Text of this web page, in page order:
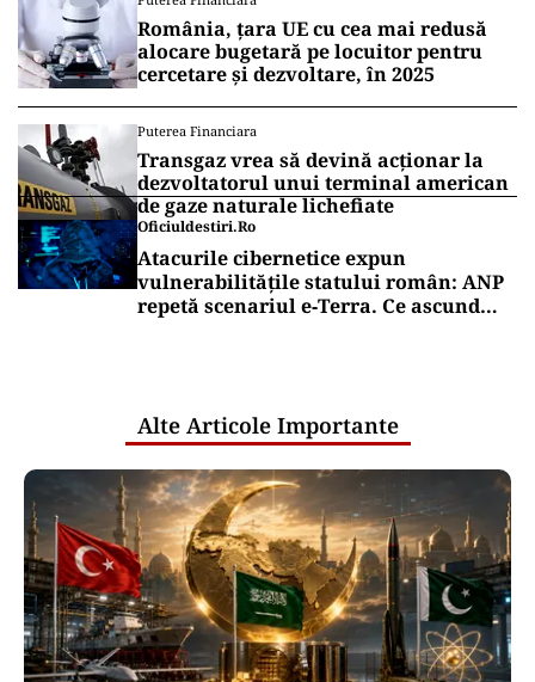
România, țara UE cu cea mai redusă
alocare bugetară pe locuitor pentru
cercetare și dezvoltare, în 2025
Puterea Financiara
Transgaz vrea să devină acționar la
dezvoltatorul unui terminal american
de gaze naturale lichefiate
Oficiuldestiri.ro
Atacurile cibernetice expun
vulnerabilitățile statului român: ANP
repetă scenariul e‑Terra. Ce ascund
Alte Articole Importante